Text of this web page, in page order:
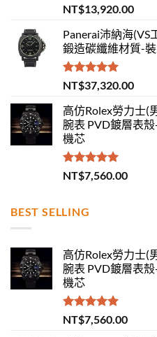
評分5.00
滿分 5
NT$13,920.00
Panerai沛納海(VS
鍛造碳纖維材質-
評分5.00
滿分 5
NT$37,320.00
高仿Rolex勞力士(
腕表 PVD鍍層表
機芯
評分 5.00
滿分 5
NT$7,560.00
BEST SELLING
高仿Rolex勞力士(
腕表 PVD鍍層表
機芯
評分 5.00
滿分 5
NT$7,560.00